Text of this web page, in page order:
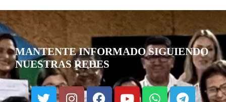
MANTENTE INFORMADO SIGUIENDO
NUESTRAS REDES